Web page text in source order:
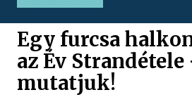
Egy furcsa
az Év Strandétele
mutatjuk!